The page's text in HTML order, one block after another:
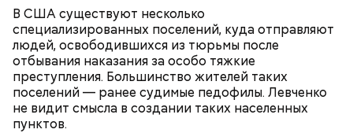
В США существуют несколько
специализированных поселений, куда отправляют
людей, освободившихся из тюрьмы после
отбывания наказания за особо тяжкие
преступления. Большинство жителей таких
поселений — ранее судимые педофилы. Левченко
не видит смысла в создании таких населенных
пунктов.
Блогеру грозило до семи лет лишения свободы.
Video